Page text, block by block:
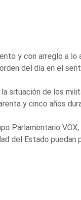
y con arreglo a lo
del día en el
situación de los
y cinco años
Parlamentario
del Estado